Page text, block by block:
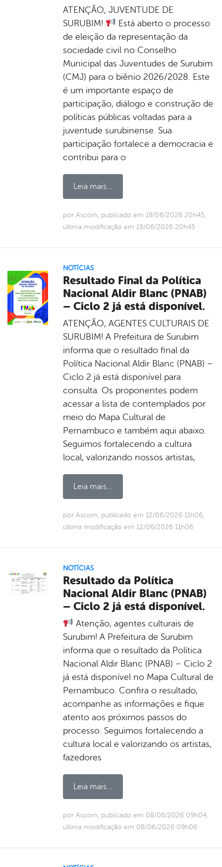
ATENÇÃO, JUVENTUDE DE
SURUBIM!
Está aberto o processo
de eleição da representação da
sociedade civil no Conselho
Municipal das Juventudes de Surubim
(CMJ) para o biênio 2026/2028. Este
é um importante espaço de
participação, diálogo e construção de
políticas públicas voltadas para a
juventude surubinense. Sua
participação fortalece a democracia e
contribui para o
Leia mais...
por Ascom, publicado em 19/06/2026 20h45,
última modificação em 19/06/2026 20h45
NOTÍCIAS
Resultado Final da Política
Nacional Aldir Blanc (PNAB)
– Ciclo 2 já está disponível.
ATENÇÃO, AGENTES CULTURAIS DE
SURUBIM! A Prefeitura de Surubim
informa que o resultado final da
Política Nacional Aldir Blanc (PNAB) –
Ciclo 2 já está disponível para
consulta. Os proponentes podem
acessar a lista de contemplados por
meio do Mapa Cultural de
Pernambuco e também aqui abaixo.
Seguimos fortalecendo a cultura
local, valorizando nossos artistas,
Leia mais...
por Ascom, publicado em 12/06/2026 11h06,
última modificação em 12/06/2026 11h06
NOTÍCIAS
Resultado da Política
Nacional Aldir Blanc (PNAB)
– Ciclo 2 já está disponível.
Atenção, agentes culturais de
Surubim! A Prefeitura de Surubim
informa que o resultado da Política
Nacional Aldir Blanc (PNAB) – Ciclo 2
já está disponível no Mapa Cultural de
Pernambuco. Confira o resultado,
acompanhe as informações e fique
atento aos próximos passos do
processo. Seguimos fortalecendo a
cultura local e valorizando os artistas,
fazedores
Leia mais...
por Ascom, publicado em 08/06/2026 09h04,
última modificação em 08/06/2026 09h06